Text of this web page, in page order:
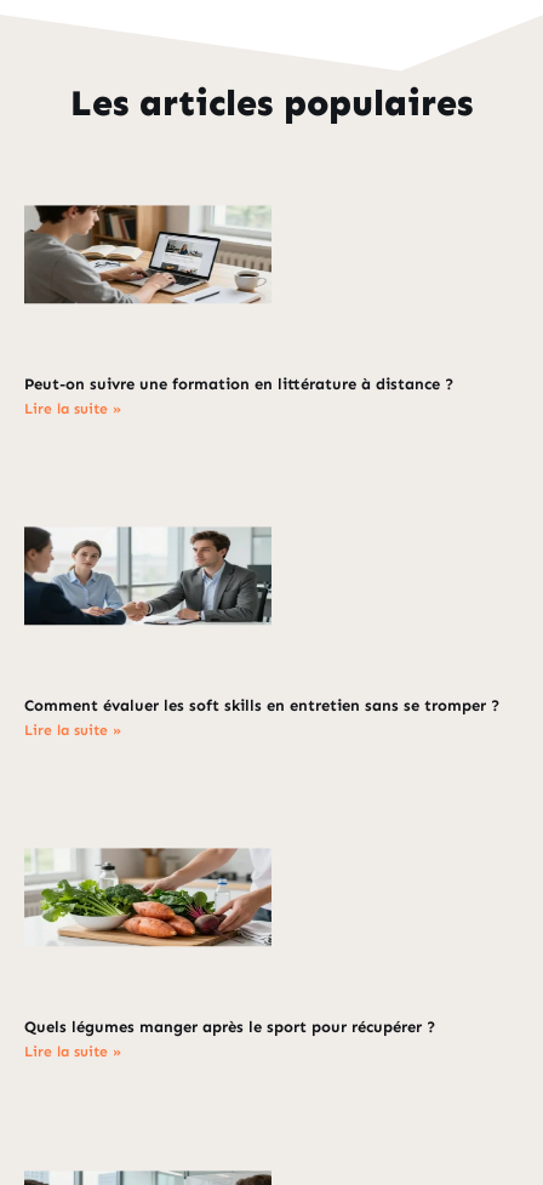
Les articles populaires
Peut-on suivre une formation en littérature à distance ?
Lire la suite »
Comment évaluer les soft skills en entretien sans se tromper ?
Lire la suite »
Quels légumes manger après le sport pour récupérer ?
Lire la suite »